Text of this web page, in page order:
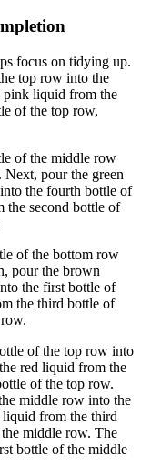
focus on tidying up.
top row into the
pink liquid from the
of the top row,
of the middle row
pour the green
the fourth bottle of
the second bottle of
of the bottom row
pour the brown
the first bottle of
the third bottle of
of the top row into
red liquid from the
of the top row.
middle row into the
liquid from the third
middle row. The
bottle of the middle